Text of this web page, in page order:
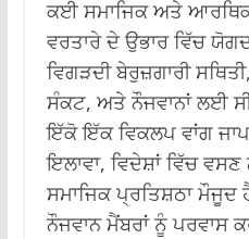
ਕਈ ਸਮਾਜਿਕ ਅਤੇ
ਵਰਤਾਰੇ ਦੇ ਉਭਾਰ ਵਿੱਚ
ਵਿਗੜਦੀ ਬੇਰੁਜ਼ਗਾਰੀ
ਸੰਕਟ, ਅਤੇ ਨੌਜਵਾਨਾਂ ਲਈ
ਇੱਕੋ ਇੱਕ ਵਿਕਲਪ ਵਾਂਗ
ਇਲਾਵਾ, ਵਿਦੇਸ਼ਾਂ ਵਿੱਚ
ਸਮਾਜਿਕ ਪ੍ਰਤਿਸ਼ਠਾ ਮੌਜੂਦ
ਨੌਜਵਾਨ ਮੈਂਬਰਾਂ ਨੂੰ ਪਰਵਾਸ